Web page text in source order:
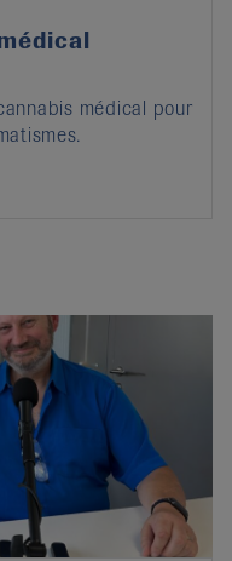
médical pour